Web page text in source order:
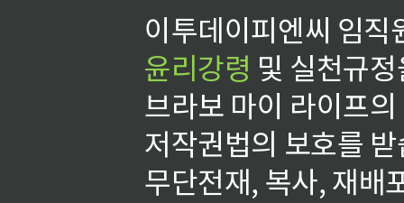
이투데이피엔씨 임
윤리강령 및 실천규
브라보 마이 라이프
저작권법의 보호를
무단전재, 복사, 재배